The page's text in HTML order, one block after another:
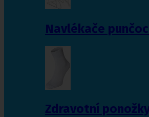
Navlékače
Zdravotní